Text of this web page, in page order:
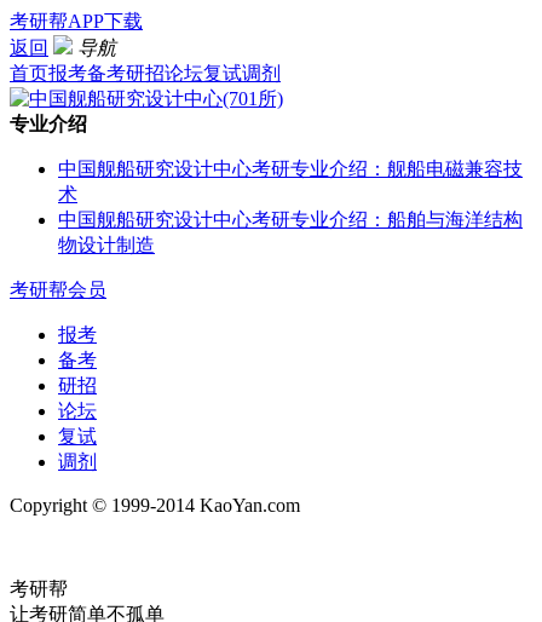
考研帮APP下载
返回
导航
首页报考备考研招论坛复试调剂
专业介绍
中国舰船研究设计中心考研专业介绍：舰船电磁兼容技
术
中国舰船研究设计中心考研专业介绍：船舶与海洋结构
物设计制造
考研帮会员
报考
备考
研招
论坛
复试
调剂
Copyright © 1999-2014 KaoYan.com
考研帮
让考研简单不孤单